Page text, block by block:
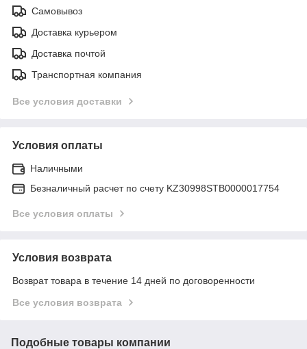
Самовывоз
Доставка курьером
Доставка почтой
Транспортная компания
Все условия доставки
Условия оплаты
Наличными
Безналичный расчет по счету KZ30998STB0000017754
Все условия оплаты
Условия возврата
Возврат товара в течение 14 дней по договоренности
Все условия возврата
Подобные товары компании